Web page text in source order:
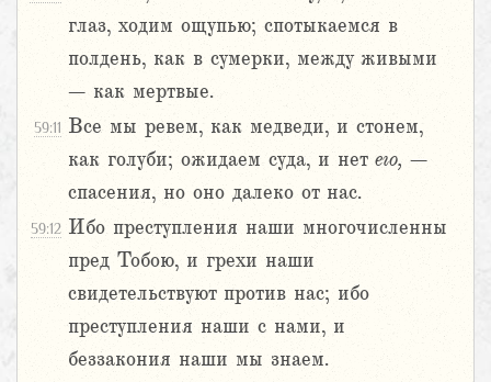
глаз, ходим ощупью; спотыкаемся в
полдень, как в сумерки, между живыми
– как мертвые.
59:11 Все мы ревем, как медведи, и стонем,
как голуби; ожидаем суда, и нет его, –
спасения, но оно далеко от нас.
59:12 Ибо преступления наши многочисленны
пред Тобою, и грехи наши
свидетельствуют против нас; ибо
преступления наши с нами, и
беззакония наши мы знаем.